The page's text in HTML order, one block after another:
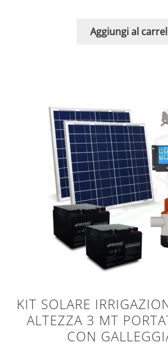
Aggiungi al
KIT SOLARE
ALTEZZA 3 MT
CON